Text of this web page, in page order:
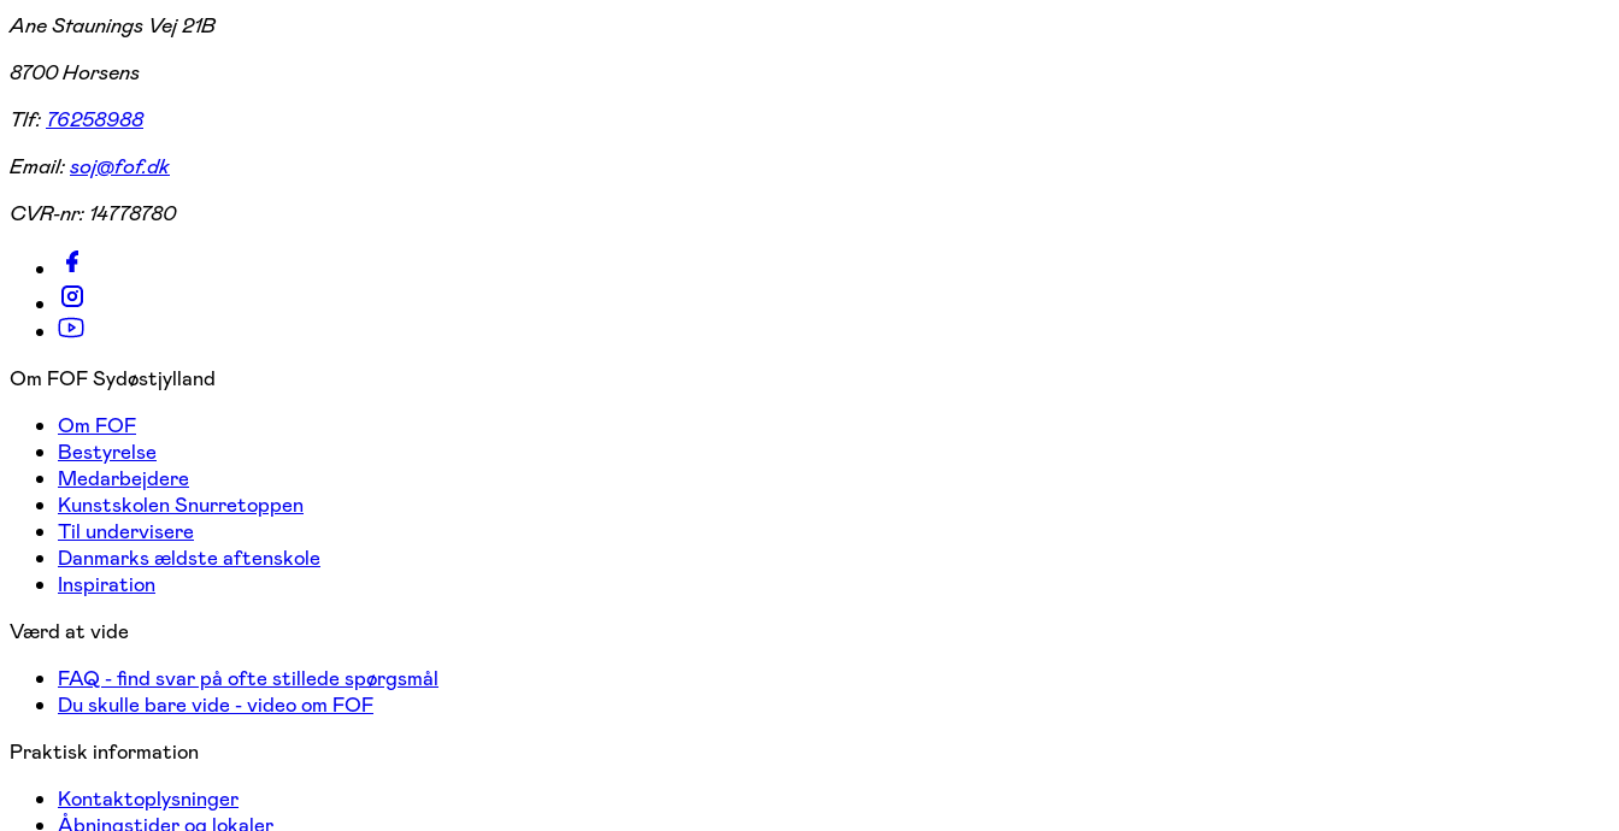
Ane Staunings Vej 21B
8700 Horsens
Tlf: 76258988
Email:soj@fof.dk
CVR-nr: 14778780
Om FOF Sydøstjylland
Om FOF
Bestyrelse
Medarbejdere
Kunstskolen Snurretoppen
Til undervisere
Danmarks ældste aftenskole
Inspiration
Værd at vide
FAQ - find svar på ofte stillede spørgsmål
Du skulle bare vide - video om FOF
Praktisk information
Kontaktoplysninger
Åbningstider og lokaler